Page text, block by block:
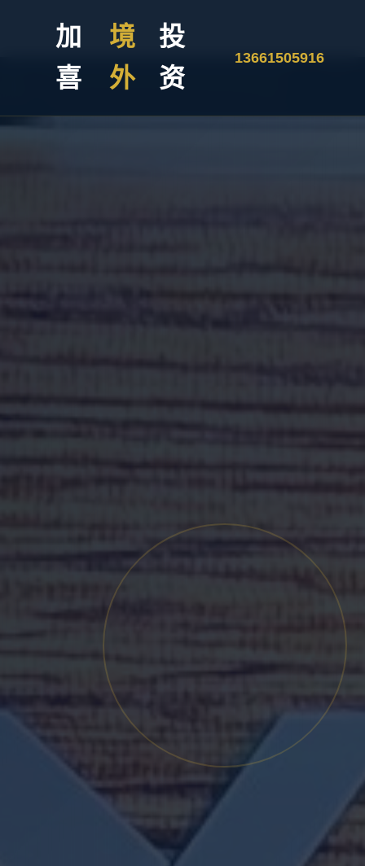
加
喜
境
外
投
资
13661505916